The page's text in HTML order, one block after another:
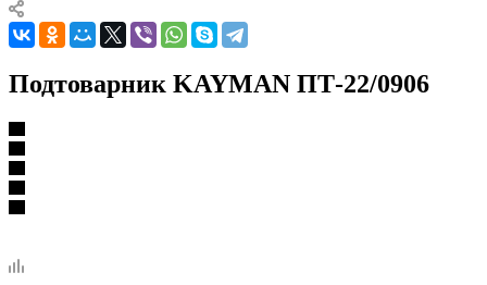
Подтоварник KAYMAN ПТ-22/0906